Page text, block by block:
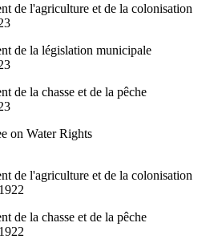
de l'agriculture et de la colonisation
de la législation municipale
de la chasse et de la pêche
on Water Rights
de l'agriculture et de la colonisation
de la chasse et de la pêche